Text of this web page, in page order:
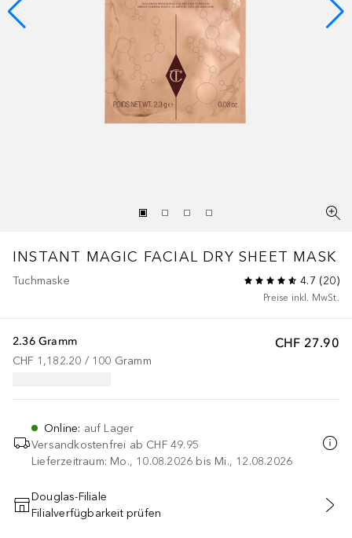
INSTANT MAGIC FACIAL DRY SHEET MASK
Tuchmaske 4.7 (20)
Preise inkl. MwSt.
CHF 27.90
2.36 Gramm
CHF 1,182.20 / 100 Gramm
Online: auf Lager
Versandkostenfrei ab CHF 49.95
Lieferzeitraum: Mo., 10.08.2026 bis Mi., 12.08.2026
IN DEN WARENKORB
Douglas-Filiale
Filialverfügbarkeit prüfen